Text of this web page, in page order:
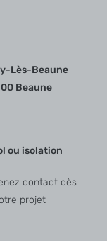
Lès-Beaune
Beaune
ou isolation
contact dès
projet